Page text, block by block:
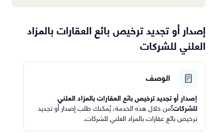
إصدار أو تجديد ترخيص بائع العقارات بالمزاد
العلني للشركات
الوصف
إصدار أو تجديد ترخيص بائع العقارات بالمزاد العلني
للشركات:من خلال هذه الخدمة، يُمكنك طلب إصدار أو تجديد
ترخيص بائع عقارات بالمزاد العلني للشركات.